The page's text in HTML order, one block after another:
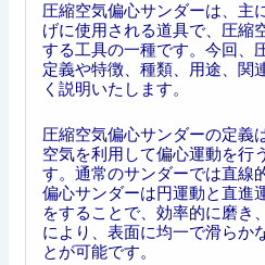
圧縮空気偏心サンダーは、主
げに使用される道具で、圧縮
する工具の一種です。今回、
定義や特徴、種類、用途、関
く説明いたします。
圧縮空気偏心サンダーの定義
空気を利用して偏心運動を行
す。通常のサンダーでは直線
偏心サンダーは円運動と直進
をすることで、効率的に磨き
により、表面に均一で滑らか
とが可能です。